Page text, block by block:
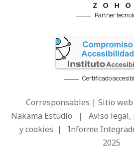
Partner
Certificado
Corresponsables | Sitio
Nakama Estudio | Aviso
y cookies | Informe
2025